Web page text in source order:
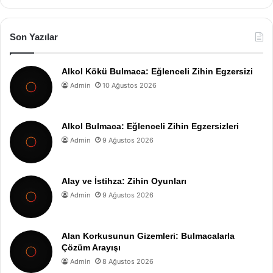
Son Yazılar
Alkol Kökü Bulmaca: Eğlenceli Zihin Egzersizi
Admin 10 Ağustos 2026
Alkol Bulmaca: Eğlenceli Zihin Egzersizleri
Admin 9 Ağustos 2026
Alay ve İstihza: Zihin Oyunları
Admin 9 Ağustos 2026
Alan Korkusunun Gizemleri: Bulmacalarla
Çözüm Arayışı
Admin 8 Ağustos 2026